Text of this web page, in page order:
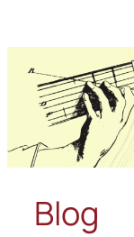
inhoud
Blog